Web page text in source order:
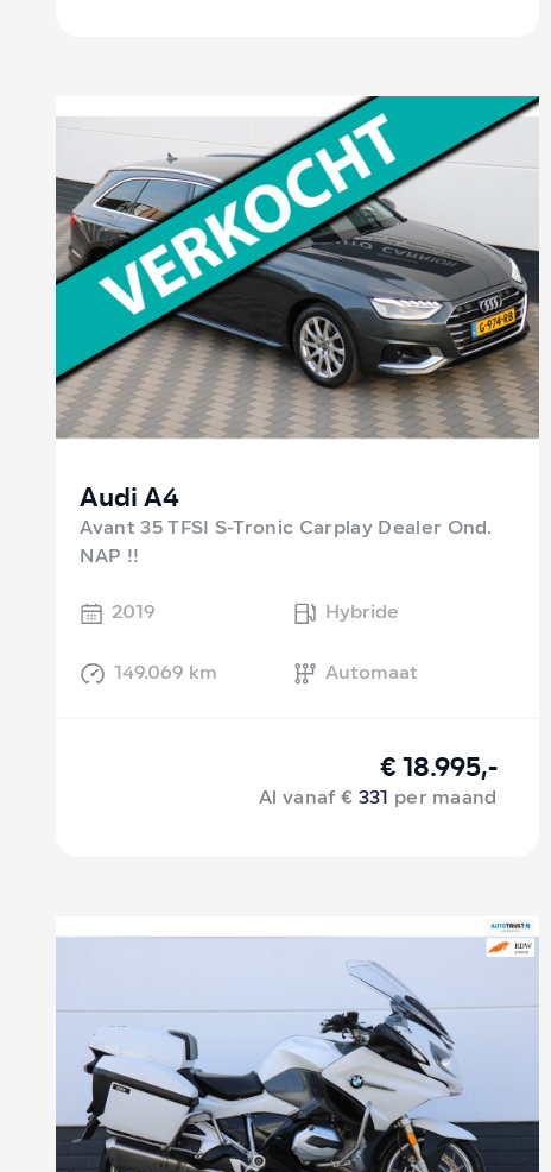
Audi A4
Avant 35 TFSI S-Tronic Carplay Dealer Ond.
NAP !!
2019
Hybride
149.069 km Automaat
€ 18.995,-
Al vanaf € 331 per maand